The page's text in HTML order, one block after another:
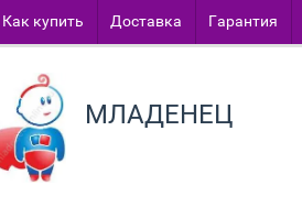
Как купить Доставка Гарантия
МЛАДЕНЕЦ